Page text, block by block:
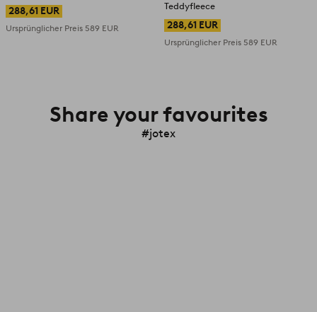
288,61 EUR
Ursprünglicher Preis 589 EUR
Teddyfleece
288,61 EUR
Ursprünglicher Preis 589 EUR
Share your favourites
#jotex